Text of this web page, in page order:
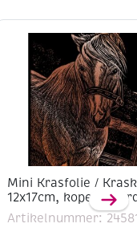
bloemen
Mini Krasfolie /
12x17cm, koper,
Artikelnummer: